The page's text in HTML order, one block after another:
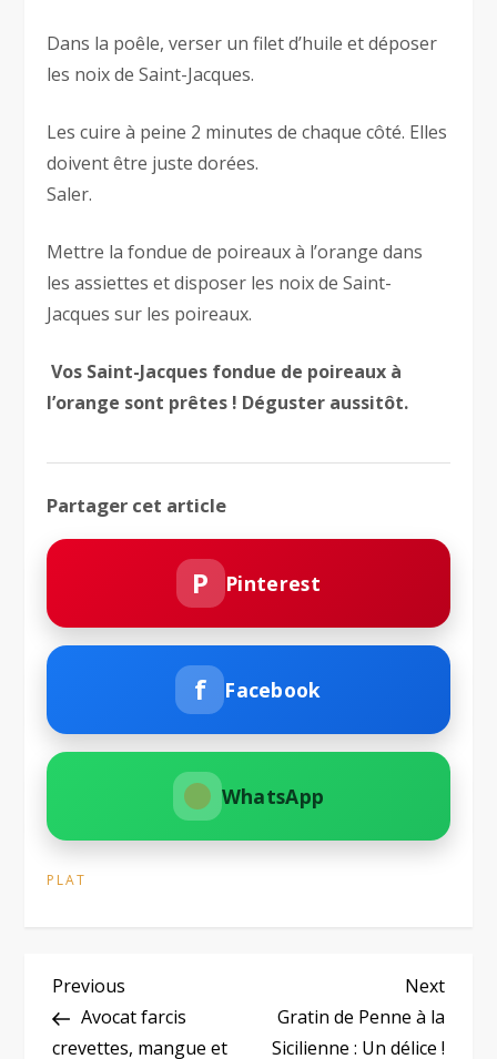
Dans la poêle, verser un filet d’huile et déposer
les noix de Saint-Jacques.
Les cuire à peine 2 minutes de chaque côté. Elles
doivent être juste dorées.
Saler.
Mettre la fondue de poireaux à l’orange dans
les assiettes et disposer les noix de Saint-
Jacques sur les poireaux.
Vos Saint-Jacques fondue de poireaux à
l’orange sont prêtes ! Déguster aussitôt.
Partager cet article
P Pinterest
f Facebook
WhatsApp
PLAT
N
a
Previous
Post
Previous
Avocat farcis
crevettes, mangue et
Next
Post
Next
Gratin de Penne à la
Sicilienne : Un délice !